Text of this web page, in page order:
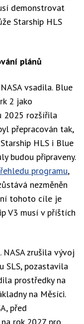
demonstrovat
Starship HLS
plánů
vsadila. Blue
2 jako
2025 rozšířila
přepracován tak,
HLS i Blue
budou připraveny.
programu,
nezměněn
tohoto cíle je
V3 musí v příštích
zrušila vývoj
SLS, pozastavila
prostředky na
na Měsíci.
před